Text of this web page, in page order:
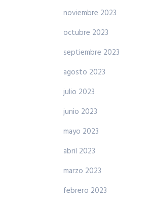
noviembre 2023
octubre 2023
septiembre 2023
agosto 2023
julio 2023
junio 2023
mayo 2023
abril 2023
marzo 2023
febrero 2023